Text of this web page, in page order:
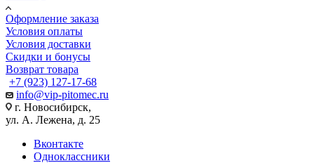
Оформление заказа
Условия оплаты
Условия доставки
Скидки и бонусы
Возврат товара
+7 (923) 127-17-68
info@vip-pitomec.ru
г. Новосибирск,
ул. А. Лежена, д. 25
Вконтакте
Одноклассники